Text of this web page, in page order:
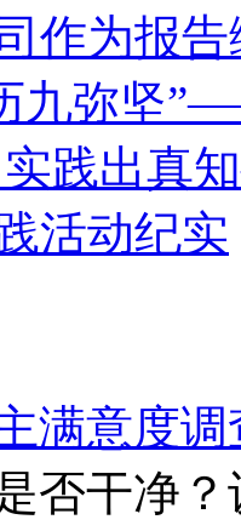
作为报
九弥坚
实践出真
活动纪实
满意度
否干净